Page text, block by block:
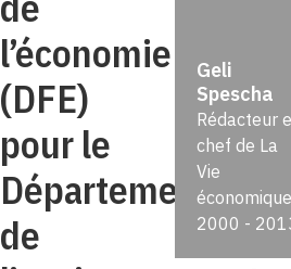
l’économie
(DFE)
pour le
Département
de
Geli
Spescha
Rédacteur
chef de La
Vie
économique
2000 -